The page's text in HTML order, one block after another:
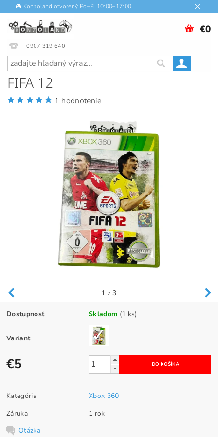
🎮 Konzoland otvorený Po–Pi 10:00–17:00.
0907 319 640
€0
FIFA 12
1 hodnotenie
1 z 3
Dostupnosť Skladom (1 ks)
Variant
€5
Kategória
Xbox 360
Záruka
1 rok
Otázka